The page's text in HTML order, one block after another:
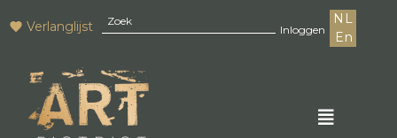
Verlanglijst Inloggen
NL
En